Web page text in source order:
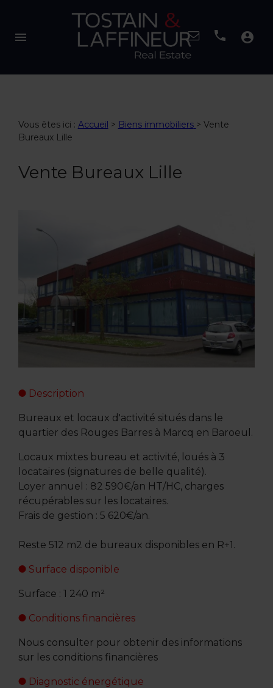
menu account_circle
Vous êtes ici : Accueil > Biens immobiliers > Vente
Bureaux Lille
Vente Bureaux Lille
Description
Bureaux et locaux d'activité situés dans le
quartier des Rouges Barres à Marcq en Baroeul.
Locaux mixtes bureau et activité, loués à 3
locataires (signatures de belle qualité).
Loyer annuel : 82 590€/an HT/HC, charges
récupérables sur les locataires.
Frais de gestion : 5 620€/an.
Reste 512 m2 de bureaux disponibles en R+1.
Surface disponible
Surface : 1 240 m²
Conditions financières
Nous consulter pour obtenir des informations
sur les conditions financières
Diagnostic énergétique